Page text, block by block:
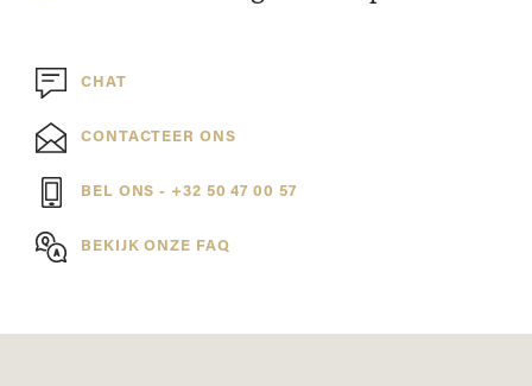
CHAT
CONTACTEER ONS
BEL ONS - +32 50 47 00 57
BEKIJK ONZE FAQ